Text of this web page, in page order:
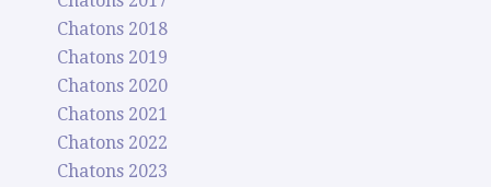
Chatons 2018
Chatons 2019
Chatons 2020
Chatons 2021
Chatons 2022
Chatons 2023